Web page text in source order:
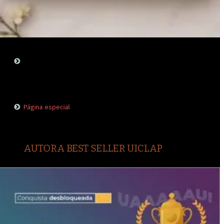
Página especial
AUTORA BEST SELLER UICLAP